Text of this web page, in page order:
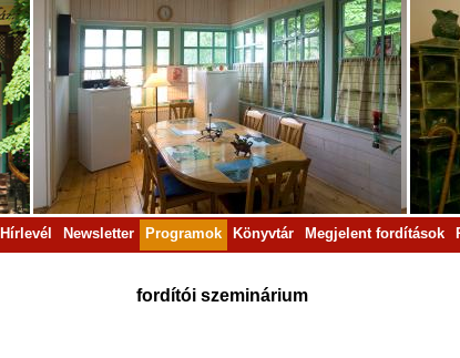
Hírlevél Newsletter Programok Könyvtár Megjelent fordítások
fordítói szeminárium